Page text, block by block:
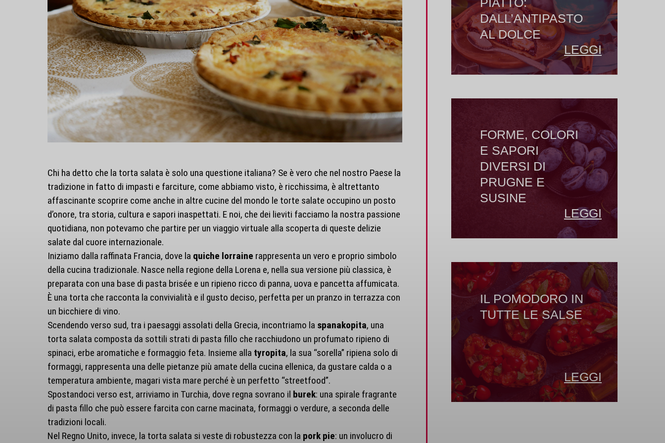
Chi ha detto che la torta salata è solo una questione italiana? Se è vero che nel nostro Paese la
tradizione in fatto di impasti e farciture, come abbiamo visto, è ricchissima, è altrettanto
affascinante scoprire come anche in altre cucine del mondo le torte salate occupino un posto
d’onore, tra storia, cultura e sapori inaspettati. E noi, che dei lieviti facciamo la nostra passione
quotidiana, non potevamo che partire per un viaggio virtuale alla scoperta di queste delizie
salate dal cuore internazionale.
Iniziamo dalla raffinata Francia, dove la quiche lorraine rappresenta un vero e proprio simbolo
della cucina tradizionale. Nasce nella regione della Lorena e, nella sua versione più classica, è
preparata con una base di pasta brisée e un ripieno ricco di panna, uova e pancetta affumicata.
È una torta che racconta la convivialità e il gusto deciso, perfetta per un pranzo in terrazza con
un bicchiere di vino.
Scendendo verso sud, tra i paesaggi assolati della Grecia, incontriamo la spanakopita, una
torta salata composta da sottili strati di pasta fillo che racchiudono un profumato ripieno di
spinaci, erbe aromatiche e formaggio feta. Insieme alla tyropita, la sua “sorella” ripiena solo di
formaggi, rappresenta una delle pietanze più amate della cucina ellenica, da gustare calda o a
temperatura ambiente, magari vista mare perché è un perfetto “streetfood”.
Spostandoci verso est, arriviamo in Turchia, dove regna sovrano il burek: una spirale fragrante
di pasta fillo che può essere farcita con carne macinata, formaggi o verdure, a seconda delle
tradizioni locali.
Nel Regno Unito, invece, la torta salata si veste di robustezza con la pork pie: un involucro di
DALL’ANTIPASTO
AL DOLCE
LEGGI
FORME, COLORI
E SAPORI
DIVERSI DI
PRUGNE E
SUSINE
LEGGI
IL POMODORO IN
TUTTE LE SALSE
LEGGI